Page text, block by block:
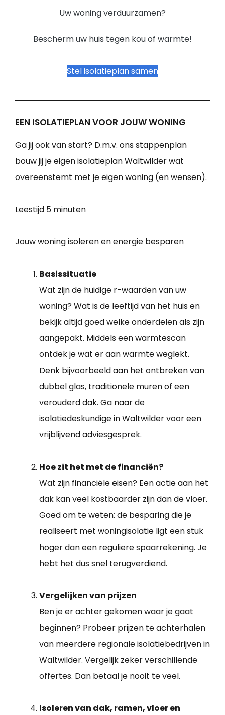
Uw woning verduurzamen?
Bescherm uw huis tegen kou of warmte!
Stel isolatieplan samen
EEN ISOLATIEPLAN VOOR JOUW WONING
Ga jij ook van start? D.m.v. ons stappenplan
bouw jij je eigen isolatieplan Waltwilder wat
overeenstemt met je eigen woning (en wensen).
Leestijd 5 minuten
Jouw woning isoleren en energie besparen
Basissituatie
Wat zijn de huidige r-waarden van uw
woning? Wat is de leeftijd van het huis en
bekijk altijd goed welke onderdelen als zijn
aangepakt. Middels een warmtescan
ontdek je wat er aan warmte weglekt.
Denk bijvoorbeeld aan het ontbreken van
dubbel glas, traditionele muren of een
verouderd dak. Ga naar de
isolatiedeskundige in Waltwilder voor een
vrijblijvend adviesgesprek.
Hoe zit het met de financiën?
Wat zijn financiële eisen? Een actie aan het
dak kan veel kostbaarder zijn dan de vloer.
Goed om te weten: de besparing die je
realiseert met woningisolatie ligt een stuk
hoger dan een reguliere spaarrekening. Je
hebt het dus snel terugverdiend.
Vergelijken van prijzen
Ben je er achter gekomen waar je gaat
beginnen? Probeer prijzen te achterhalen
van meerdere regionale isolatiebedrijven in
Waltwilder. Vergelijk zeker verschillende
offertes. Dan betaal je nooit te veel.
Isoleren van dak, ramen, vloer en